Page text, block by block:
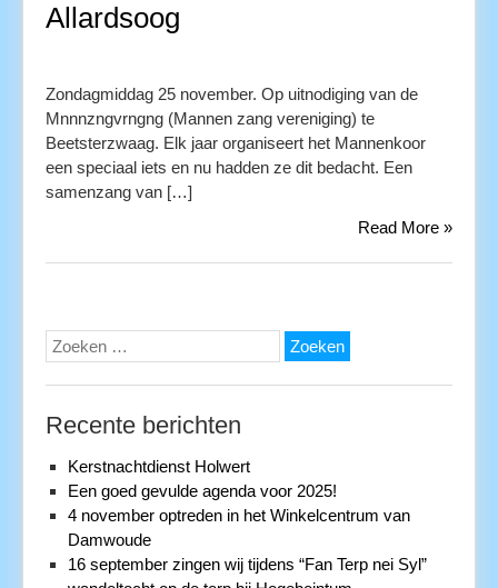
Allardsoog
Zondagmiddag 25 november. Op uitnodiging van de
Mnnnzngvrngng (Mannen zang vereniging) te
Beetsterzwaag. Elk jaar organiseert het Mannenkoor
een speciaal iets en nu hadden ze dit bedacht. Een
samenzang van […]
Read More »
Zoeken
naar:
Recente berichten
Kerstnachtdienst Holwert
Een goed gevulde agenda voor 2025!
4 november optreden in het Winkelcentrum van
Damwoude
16 september zingen wij tijdens “Fan Terp nei Syl”